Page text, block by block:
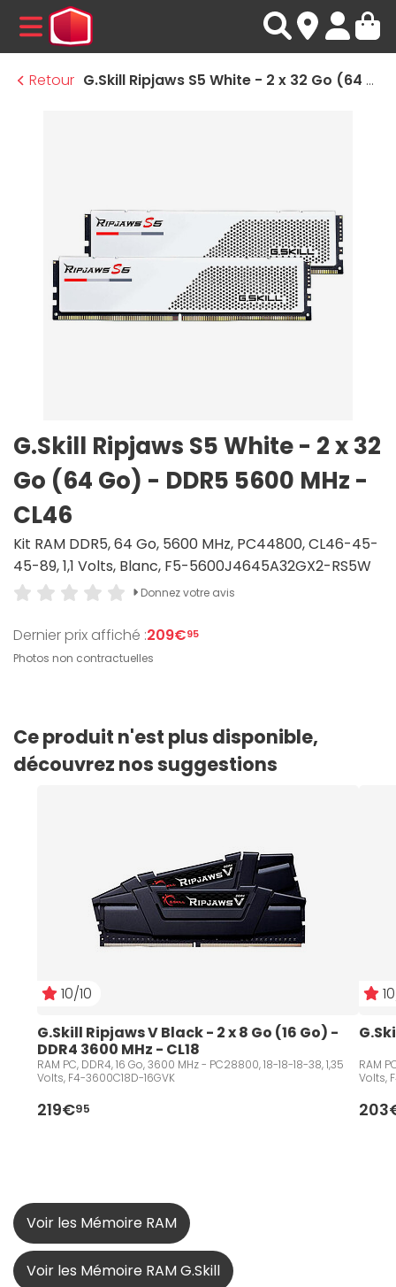
MENU
Retour
G.Skill Ripjaws S5 White - 2 x 32 Go (64 Go) - DDR5 5600 MHz - CL46
G.Skill Ripjaws S5 White - 2 x 32
Go (64 Go) - DDR5 5600 MHz -
CL46
Kit RAM DDR5, 64 Go, 5600 MHz, PC44800, CL46-45-
45-89, 1,1 Volts, Blanc, F5-5600J4645A32GX2-RS5W
Donnez votre avis
Dernier prix affiché :209€95
Photos non contractuelles
Ce produit n'est plus disponible,
découvrez nos suggestions
10/10
G.Skill Ripjaws V Black - 2 x 8 Go (16 Go) -
DDR4 3600 MHz - CL18
RAM PC, DDR4, 16 Go, 3600 MHz - PC28800, 18-18-18-38, 1,35
Volts, F4-3600C18D-16GVK
219€95
RAM
Volts,
Voir les Mémoire RAM
Voir les Mémoire RAM G.Skill